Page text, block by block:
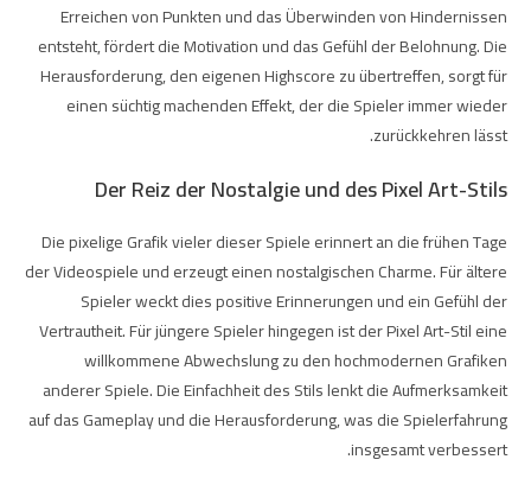
Erreichen von Punkten und das Überwinden von Hindernissen
entsteht, fördert die Motivation und das Gefühl der Belohnung. Die
Herausforderung, den eigenen Highscore zu übertreffen, sorgt für
einen süchtig machenden Effekt, der die Spieler immer wieder
zurückkehren lässt.
Der Reiz der Nostalgie und des Pixel Art-Stils
Die pixelige Grafik vieler dieser Spiele erinnert an die frühen Tage
der Videospiele und erzeugt einen nostalgischen Charme. Für ältere
Spieler weckt dies positive Erinnerungen und ein Gefühl der
Vertrautheit. Für jüngere Spieler hingegen ist der Pixel Art-Stil eine
willkommene Abwechslung zu den hochmodernen Grafiken
anderer Spiele. Die Einfachheit des Stils lenkt die Aufmerksamkeit
auf das Gameplay und die Herausforderung, was die Spielerfahrung
insgesamt verbessert.